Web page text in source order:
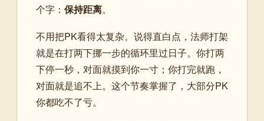
个字： 保持距离。
不用把PK看得太复杂。说得直白点，法师打架
就是在打两下挪一步的循环里过日子。你打两
下停一秒，对面就摸到你一寸；你打完就跑，
对面就是追不上。这个节奏掌握了，大部分PK
你都吃不了亏。